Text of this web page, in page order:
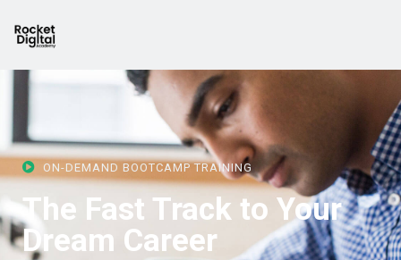
ON-DEMAND BOOTCAMP TRAINING
The Fast Track to Your
Dream Career